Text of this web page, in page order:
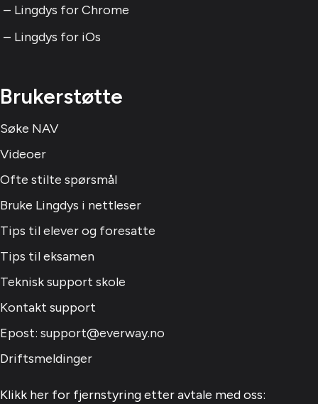
Lingdys for Chrome
Lingdys for iOs
Brukerstøtte
Søke NAV
Videoer
Ofte stilte spørsmål
Bruke Lingdys i nettleser
Tips til elever og foresatte
Tips til eksamen
Teknisk support skole
Kontakt support
Epost: support@everway.no
Driftsmeldinger
Klikk her for fjernstyring etter avtale med oss: